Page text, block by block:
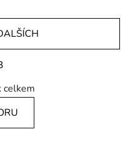
celkem